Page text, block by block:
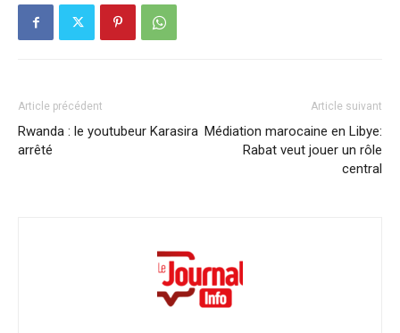
Article précédent
Rwanda : le youtubeur Karasira
arrêté
Article suivant
Médiation marocaine en Libye:
Rabat veut jouer un rôle
central